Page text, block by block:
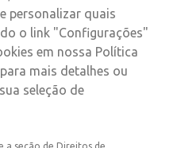
Inscrever-se
produtos
personalizar quais
o link "Configurações"
em nossa Política
mais detalhes ou
seleção de